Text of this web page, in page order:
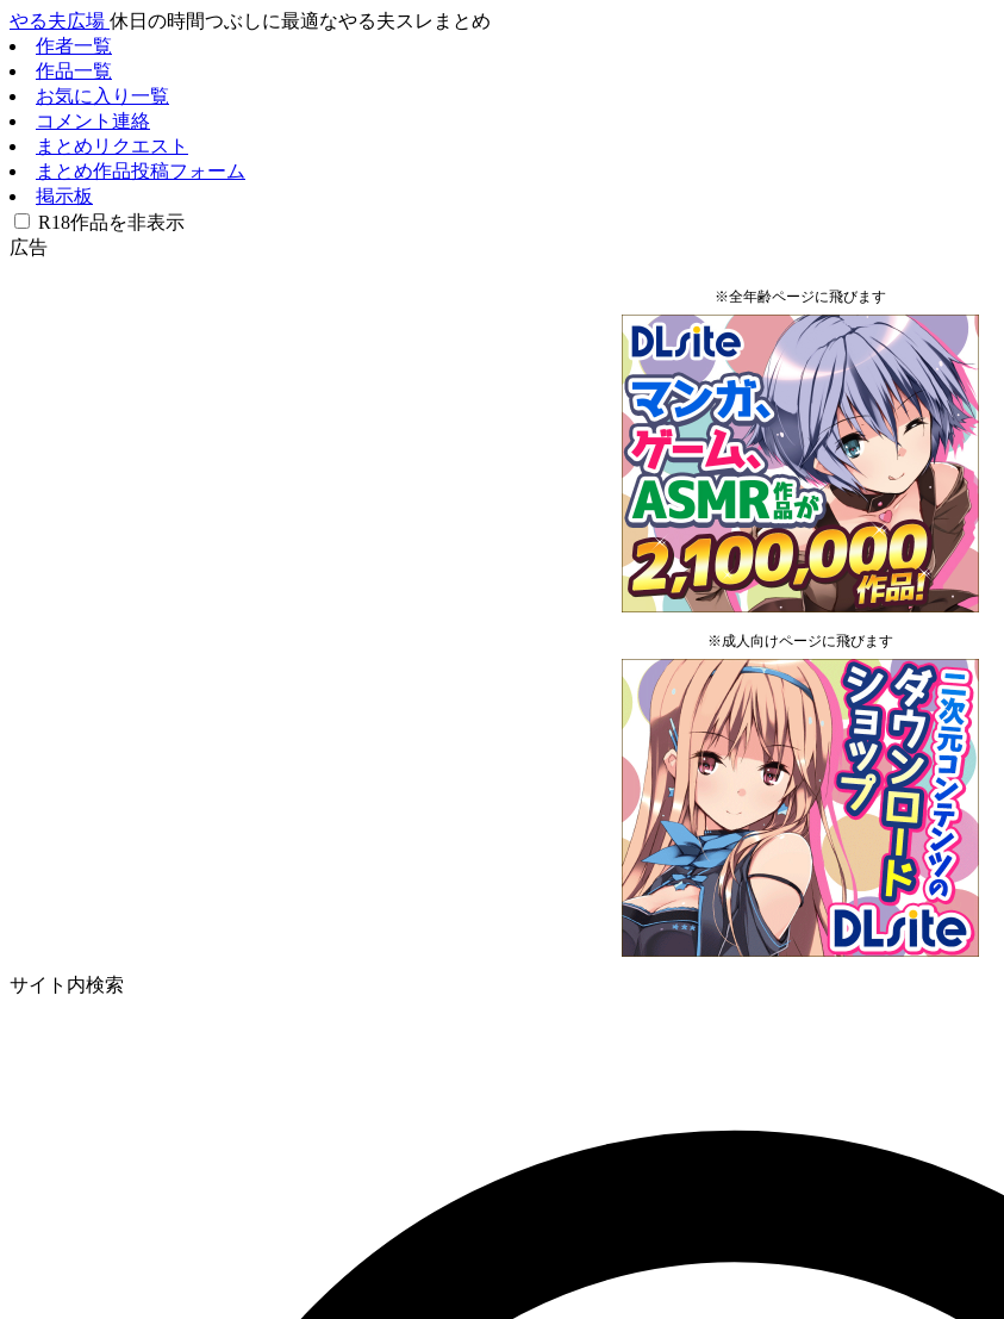
やる夫広場 休日の時間つぶしに最適なやる夫スレまとめ
作者一覧
作品一覧
お気に入り一覧
コメント連絡
まとめリクエスト
まとめ作品投稿フォーム
掲示板
R18作品を非表示
広告
※全年齢ページに飛びます
※成人向けページに飛びます
サイト内検索